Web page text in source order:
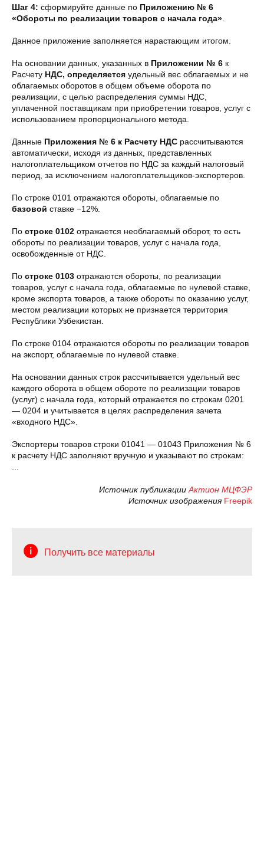
Шаг 4: сформируйте данные по Приложению № 6
«Обороты по реализации товаров с начала года».
Данное приложение заполняется нарастающим итогом.
На основании данных, указанных в Приложении № 6 к
Расчету НДС, определяется удельный вес облагаемых и не
облагаемых оборотов в общем объеме оборота по
реализации, с целью распределения суммы НДС,
уплаченной поставщикам при приобретении товаров, услуг с
использованием пропорционального метода.
Данные Приложения № 6 к Расчету НДС рассчитываются
автоматически, исходя из данных, представленных
налогоплательщиком отчетов по НДС за каждый налоговый
период, за исключением налогоплательщиков-экспортеров.
По строке 0101 отражаются обороты, облагаемые по
базовой ставке −12%.
По строке 0102 отражается необлагаемый оборот, то есть
обороты по реализации товаров, услуг с начала года,
освобожденные от НДС.
По строке 0103 отражаются обороты, по реализации
товаров, услуг с начала года, облагаемые по нулевой ставке,
кроме экспорта товаров, а также обороты по оказанию услуг,
местом реализации которых не признается территория
Республики Узбекистан.
По строке 0104 отражаются обороты по реализации товаров
на экспорт, облагаемые по нулевой ставке.
На основании данных строк рассчитывается удельный вес
каждого оборота в общем обороте по реализации товаров
(услуг) с начала года, который отражается по строкам 0201
— 0204 и учитывается в целях распределения зачета
«входного НДС».
Экспортеры товаров строки 01041 — 01043 Приложения № 6
к расчету НДС заполняют вручную и указывают по строкам:
...
Источник публикацииАктион МЦФЭР
Источник изображения Freepik
Получить все материалы